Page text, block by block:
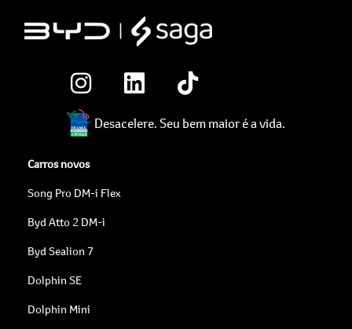
Desacelere. Seu bem maior é a vida.
Carros novos
Song Pro DM-i Flex
Byd Atto 2 DM-i
Byd Sealion 7
Dolphin SE
Dolphin Mini